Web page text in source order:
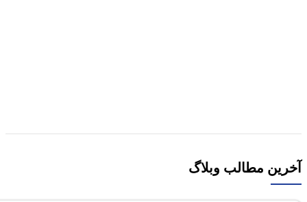
آخرین مطالب وبلاگ